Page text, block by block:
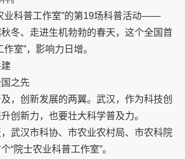
业科普工作室”的第19场科普活动——
冬、走进生机勃勃的春天，这个全国首
室”，影响力日增。
之先
，创新发展的两翼。武汉，作为科技创
创新力，也要壮大科学普及力。
武汉市科协、市农业农村局、市农科院
“院士农业科普工作室”。